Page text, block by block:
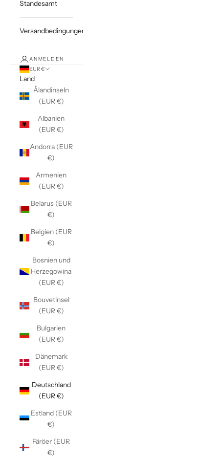
Standesamt
Versandbedingungen
ANMELDEN
EUR €
Land
Ålandinseln
(EUR €)
Albanien
(EUR €)
Andorra (EUR
€)
Armenien
(EUR €)
Belarus (EUR
€)
Belgien (EUR
€)
Bosnien und
Herzegowina
(EUR €)
Bouvetinsel
(EUR €)
Bulgarien
(EUR €)
Dänemark
(EUR €)
Deutschland
(EUR €)
Estland (EUR
€)
Färöer (EUR
€)